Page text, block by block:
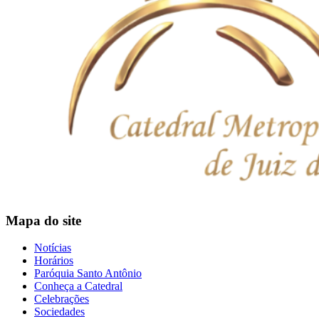
Mapa do site
Notícias
Horários
Paróquia Santo Antônio
Conheça a Catedral
Celebrações
Sociedades